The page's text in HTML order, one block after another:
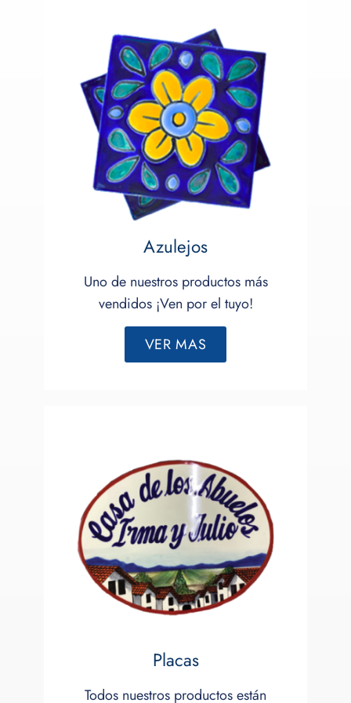
Azulejos
Uno de nuestros productos más
vendidos ¡Ven por el tuyo!
VER MAS
Placas
Todos nuestros productos están